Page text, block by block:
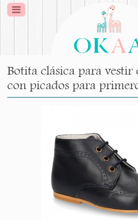
Botita clásica para vestir
con picados para